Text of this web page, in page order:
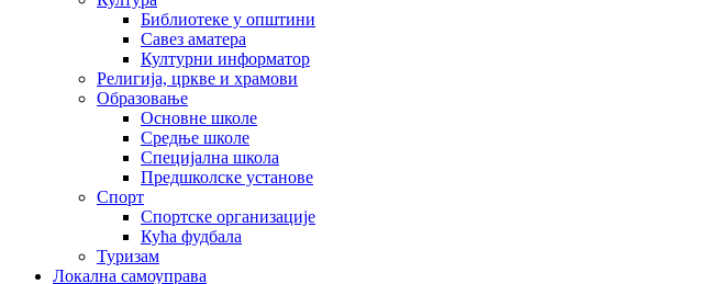
Библиотеке у општини
Савез аматера
Културни информатор
Религија, цркве и храмови
Образовање
Основне школе
Средње школе
Специјална школа
Предшколске установе
Спорт
Спортске организације
Кућа фудбала
Туризам
Локална самоуправа